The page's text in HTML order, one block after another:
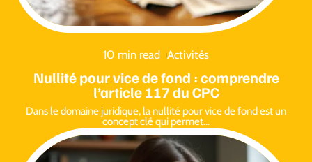
10 min read Activités
Nullité pour vice de fond : comprendre
l’article 117 du CPC
Dans le domaine juridique, la nullité pour vice de fond est un
concept clé qui permet…